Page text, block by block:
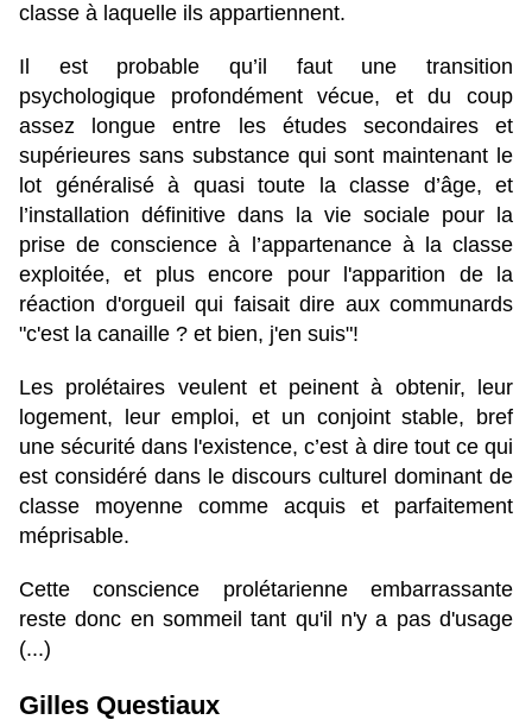
classe à laquelle ils appartiennent.
Il est probable qu’il faut une transition
psychologique profondément vécue, et du coup
assez longue entre les études secondaires et
supérieures sans substance qui sont maintenant le
lot généralisé à quasi toute la classe d’âge, et
l’installation définitive dans la vie sociale pour la
prise de conscience à l’appartenance à la classe
exploitée, et plus encore pour l'apparition de la
réaction d'orgueil qui faisait dire aux communards
"c'est la canaille ? et bien, j'en suis"!
Les prolétaires veulent et peinent à obtenir, leur
logement, leur emploi, et un conjoint stable, bref
une sécurité dans l'existence, c’est à dire tout ce qui
est considéré dans le discours culturel dominant de
classe moyenne comme acquis et parfaitement
méprisable.
Cette conscience prolétarienne embarrassante
reste donc en sommeil tant qu'il n'y a pas d'usage
(...)
Gilles Questiaux